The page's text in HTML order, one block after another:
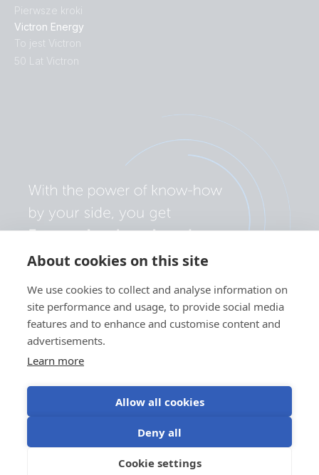
About cookies on this site
We use cookies to collect and analyse information on
site performance and usage, to provide social media
features and to enhance and customise content and
advertisements.
Learn more
Allow all cookies
Deny all
Cookie settings
Pierwsze kroki
Victron Energy
To jest Victron
50 Lat Victron
Polityka prywatności
Korzystanie z plików cookieWarunki użytkowania
©Victron Energy 2026